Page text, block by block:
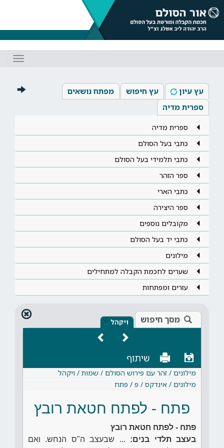
עץ עיון עץ חיפוש
מפתח נושאים
ספרית מדיה
ספרית מדיה
כתבי בעל הסולם
כתבי תלמידי בעל הסולם
ספר הזהר
כתבי הארי
ספר היצירה
מקובלים נוספים
כתבי יד בעל הסולם
מילונים
שערים לחכמת הקבלה למתחילים
עזרים ומפתחות
מסך חיפוש ויקהל ×
שיתוף
מילונים / זהר עם פירוש הסולם / שמות / ויקהל
מילונים / אינדקס / פ / פתח
פתח - לפתח חטאת רובץ
פתח - לפתח חטאת רובץ
בעצב תלדי בנים: ... שבעצב ה"ס הנחש. ואם